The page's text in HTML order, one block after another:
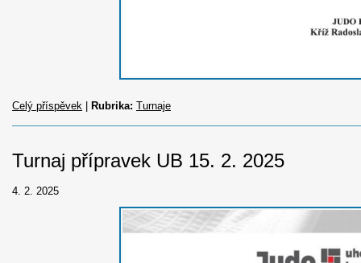
Celý příspěvek | Rubrika: Turnaje
Turnaj přípravek UB 15. 2. 2025
4. 2. 2025